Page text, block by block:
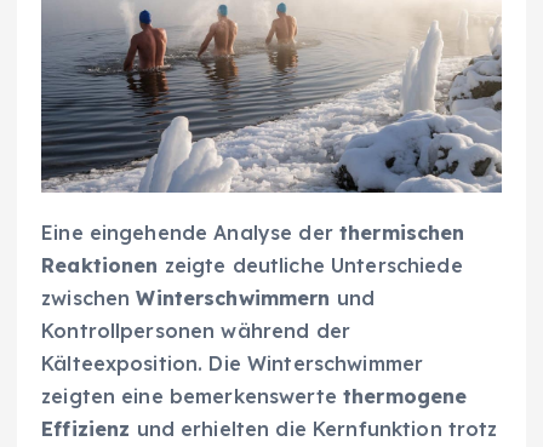
Eine eingehende Analyse derthermischen
Reaktionen zeigte deutliche Unterschiede
zwischenWinterschwimmern und
Kontrollpersonen während der
Kälteexposition. Die Winterschwimmer
zeigten eine bemerkenswertethermogene
Effizienz und erhielten die Kernfunktion trotz